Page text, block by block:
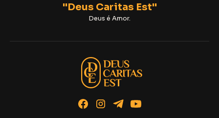
"Deus Caritas Est"
Deus é Amor.